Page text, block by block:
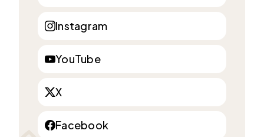
Instagram
YouTube
X
Facebook